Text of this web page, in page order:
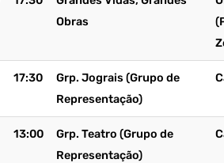
Obras
17:30
Grp. Jograis (Grupo de
Representação)
13:00
Grp. Teatro (Grupo de
Representação)